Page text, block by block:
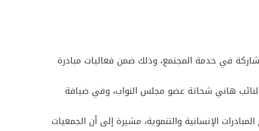
في خدمة المجتمع، وذلك ضمن فعاليات مبادرة
والنائب هاني شحاتة عضو مجلس النواب، وفي ضيافة
الإنسانية والتنموية، مشيرة إلى أن الجمعيات